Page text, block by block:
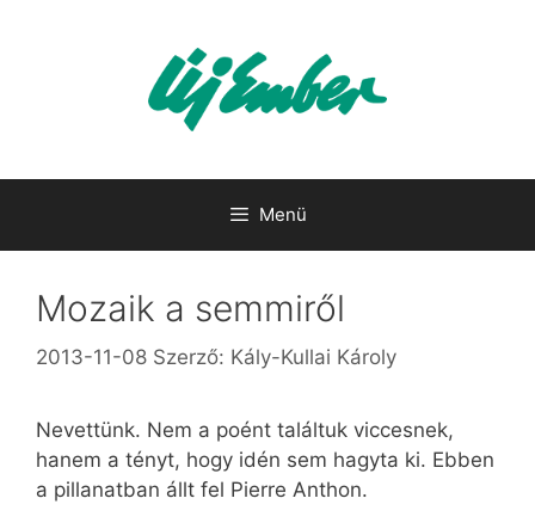
Menü
Mozaik a semmiről
2013-11-08 Szerző: Kály-Kullai Károly
Nevettünk. Nem a poént találtuk viccesnek,
hanem a tényt, hogy idén sem hagyta ki. Ebben
a pillanatban állt fel Pierre Anthon.